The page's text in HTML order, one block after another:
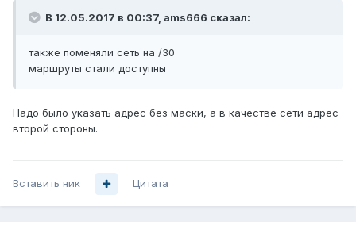
В 12.05.2017 в 00:37, ams666 сказал:
также поменяли сеть на /30
маршруты стали доступны
Надо было указать адрес без маски, а в качестве сети адрес
второй стороны.
Вставить ник Цитата